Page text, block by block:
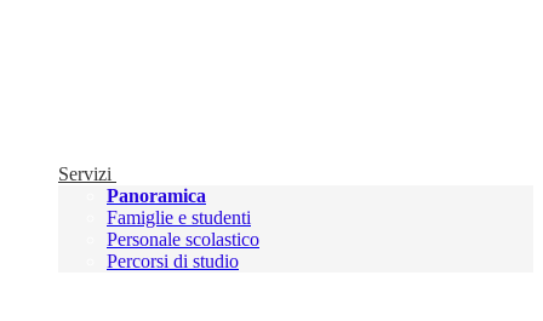
Servizi
Panoramica
Famiglie e studenti
Personale scolastico
Percorsi di studio